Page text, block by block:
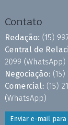
Contato
Redação: (15)
Central de
2099 (WhatsApp)
Negociação: (15)
Comercial: (15)
(WhatsApp)
Enviar e-mail para